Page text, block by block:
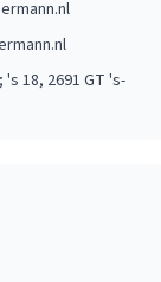
's 18, 2691 GT 's-